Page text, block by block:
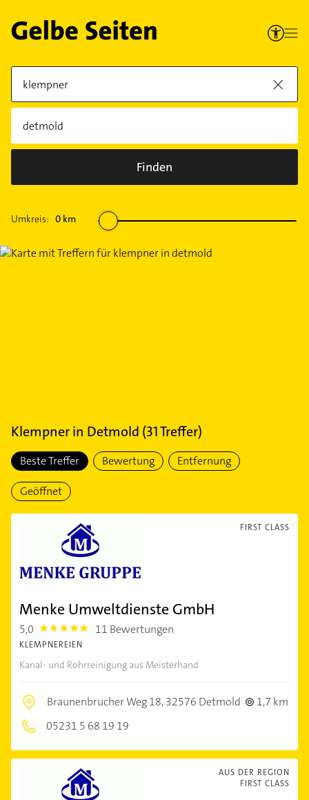
Finden
Umkreis: 0 km
Klempnerin Detmold (31Treffer)
Beste Treffer Bewertung Entfernung
Geöffnet
FIRST CLASS
Menke Umweltdienste GmbH
5,0 5.0 11 Bewertungen
KLEMPNEREIEN
Kanal- und Rohrreinigung aus Meisterhand
Braunenbrucher Weg 18,32576 Detmold
1,7 km
05231 5 68 19 19
AUS DER REGION
FIRST CLASS